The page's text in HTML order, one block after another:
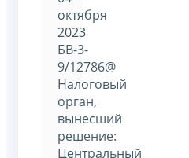
октября
2023
БВ-3-
9/12786@
Налоговый
орган,
вынесший
решение:
Центральный